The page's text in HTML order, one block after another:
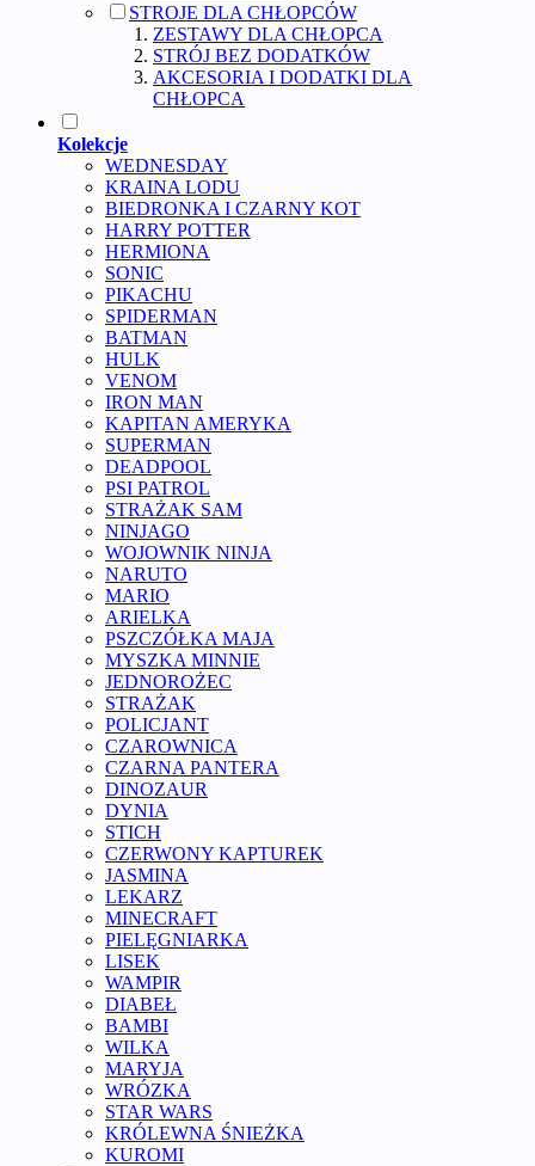
STROJE DLA CHŁOPCÓW
ZESTAWY DLA CHŁOPCA
STRÓJ BEZ DODATKÓW
AKCESORIA I DODATKI DLA
CHŁOPCA
Kolekcje
WEDNESDAY
KRAINA LODU
BIEDRONKA I CZARNY KOT
HARRY POTTER
HERMIONA
SONIC
PIKACHU
SPIDERMAN
BATMAN
HULK
VENOM
IRON MAN
KAPITAN AMERYKA
SUPERMAN
DEADPOOL
PSI PATROL
STRAŻAK SAM
NINJAGO
WOJOWNIK NINJA
NARUTO
MARIO
ARIELKA
PSZCZÓŁKA MAJA
MYSZKA MINNIE
JEDNOROŻEC
STRAŻAK
POLICJANT
CZAROWNICA
CZARNA PANTERA
DINOZAUR
DYNIA
STICH
CZERWONY KAPTUREK
JASMINA
LEKARZ
MINECRAFT
PIELĘGNIARKA
LISEK
WAMPIR
DIABEŁ
BAMBI
WILKA
MARYJA
WRÓZKA
STAR WARS
KRÓLEWNA ŚNIEŻKA
KUROMI